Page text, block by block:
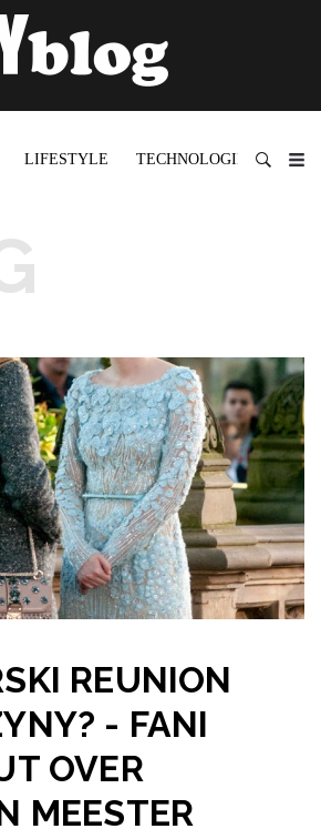
LIFESTYLE TECHNOLOGIE
REUNION
- FANI
OVER
MEESTER